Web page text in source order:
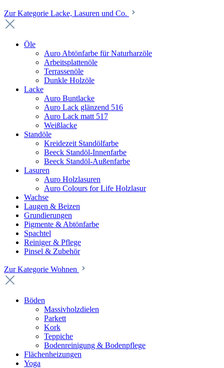
Zur Kategorie Lacke, Lasuren und Co.
Öle
Auro Abtönfarbe für Naturharzöle
Arbeitsplattenöle
Terrassenöle
Dunkle Holzöle
Lacke
Auro Buntlacke
Auro Lack glänzend 516
Auro Lack matt 517
Weißlacke
Standöle
Kreidezeit Standölfarbe
Beeck Standöl-Innenfarbe
Beeck Standöl-Außenfarbe
Lasuren
Auro Holzlasuren
Auro Colours for Life Holzlasur
Wachse
Laugen & Beizen
Grundierungen
Pigmente & Abtönfarbe
Spachtel
Reiniger & Pflege
Pinsel & Zubehör
Zur Kategorie Wohnen
Böden
Massivholzdielen
Parkett
Kork
Teppiche
Bodenreinigung & Bodenpflege
Flächenheizungen
Yoga